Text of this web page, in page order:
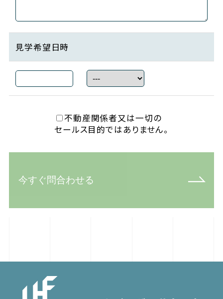
見学希望日時
不動産関係者又は一切の
セールス目的ではありません。
今すぐ問合わせる